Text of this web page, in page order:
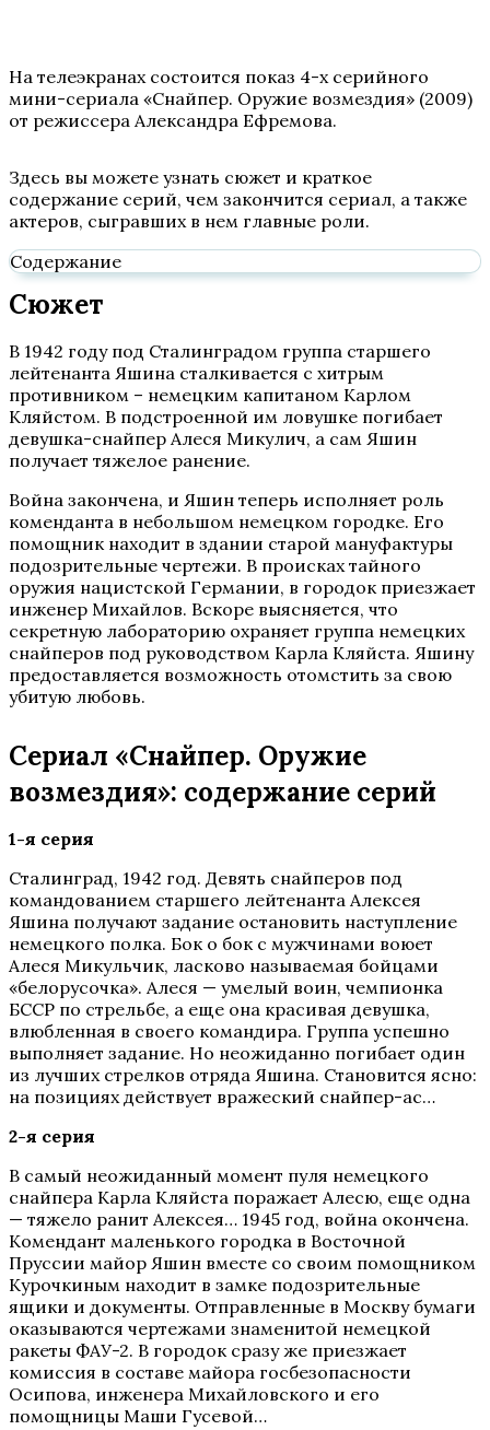
На телеэкранах состоится показ 4-х серийного
мини-сериала «Снайпер. Оружие возмездия» (2009)
от режиссера Александра Ефремова.
Здесь вы можете узнать сюжет и краткое
содержание серий, чем закончится сериал, а также
актеров, сыгравших в нем главные роли.
Содержание
Сюжет
В 1942 году под Сталинградом группа старшего
лейтенанта Яшина сталкивается с хитрым
противником – немецким капитаном Карлом
Кляйстом. В подстроенной им ловушке погибает
девушка-снайпер Алеся Микулич, а сам Яшин
получает тяжелое ранение.
Война закончена, и Яшин теперь исполняет роль
коменданта в небольшом немецком городке. Его
помощник находит в здании старой мануфактуры
подозрительные чертежи. В происках тайного
оружия нацистской Германии, в городок приезжает
инженер Михайлов. Вскоре выясняется, что
секретную лабораторию охраняет группа немецких
снайперов под руководством Карла Кляйста. Яшину
предоставляется возможность отомстить за свою
убитую любовь.
Сериал «Снайпер. Оружие
возмездия»: содержание серий
1-я серия
Сталинград, 1942 год. Девять снайперов под
командованием старшего лейтенанта Алексея
Яшина получают задание остановить наступление
немецкого полка. Бок о бок с мужчинами воюет
Алеся Микульчик, ласково называемая бойцами
«белорусочка». Алеся — умелый воин, чемпионка
БССР по стрельбе, а еще она красивая девушка,
влюбленная в своего командира. Группа успешно
выполняет задание. Но неожиданно погибает один
из лучших стрелков отряда Яшина. Становится ясно:
на позициях действует вражеский снайпер-ас…
2-я серия
В самый неожиданный момент пуля немецкого
снайпера Карла Кляйста поражает Алесю, еще одна
— тяжело ранит Алексея… 1945 год, война окончена.
Комендант маленького городка в Восточной
Пруссии майор Яшин вместе со своим помощником
Курочкиным находит в замке подозрительные
ящики и документы. Отправленные в Москву бумаги
оказываются чертежами знаменитой немецкой
ракеты ФАУ-2. В городок сразу же приезжает
комиссия в составе майора госбезопасности
Осипова, инженера Михайловского и его
помощницы Маши Гусевой…